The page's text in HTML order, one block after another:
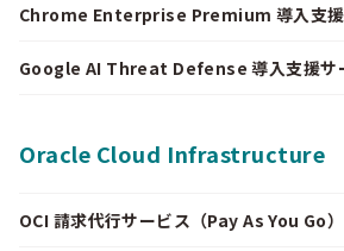
Chrome Enterprise Premium 導入支援
Google AI Threat Defense 導入支援サ
Oracle Cloud Infrastructure
OCI 請求代行サービス（Pay As You Go）